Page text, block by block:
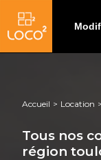
Accueil Location
Tous nos
région